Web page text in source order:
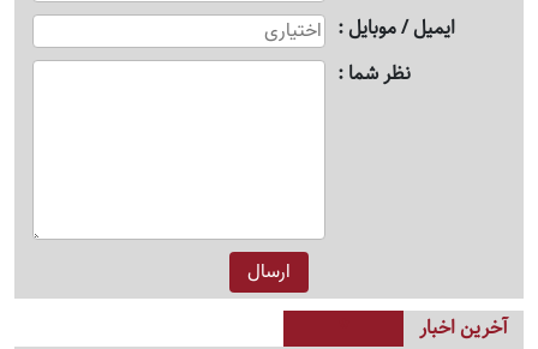
ایمیل / موبایل
نظر شما
آخرین اخبار